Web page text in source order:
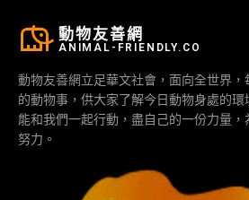
動物友善網
ANIMAL-FRIENDLY.CO
動物友善網立足華文社會，面向全世界
的動物事，供大家了解今日動物身處的
能和我們一起行動，盡自己的一份力量
努力。